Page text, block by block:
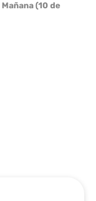
Mañana (10 de